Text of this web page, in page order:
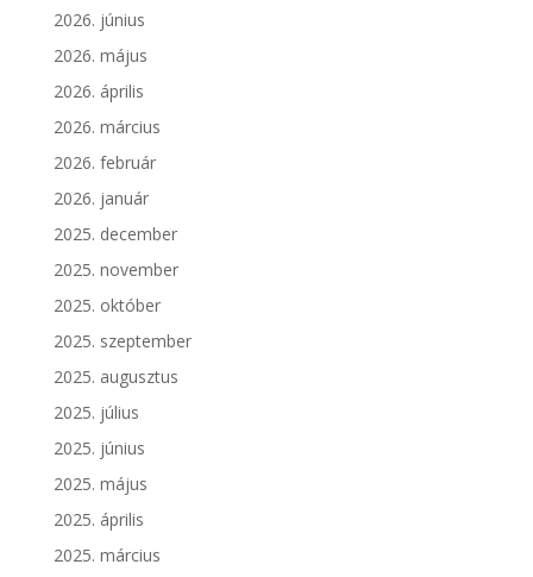
2026. június
2026. május
2026. április
2026. március
2026. február
2026. január
2025. december
2025. november
2025. október
2025. szeptember
2025. augusztus
2025. július
2025. június
2025. május
2025. április
2025. március